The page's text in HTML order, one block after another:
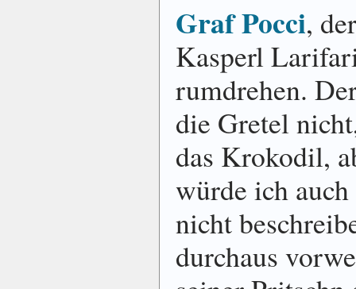
Graf Pocci,
Kasperl
rumdrehen.
die Gretel
das Krokodil,
würde ich
nicht
durchaus